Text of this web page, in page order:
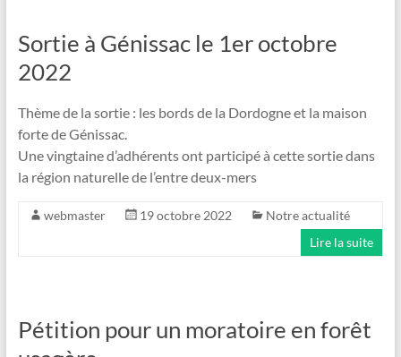
Sortie à Génissac le 1er octobre
2022
Thème de la sortie : les bords de la Dordogne et la maison
forte de Génissac.
Une vingtaine d’adhérents ont participé à cette sortie dans
la région naturelle de l’entre deux-mers
webmaster 19 octobre 2022
Notre actualité
Lire la suite
Pétition pour un moratoire en forêt